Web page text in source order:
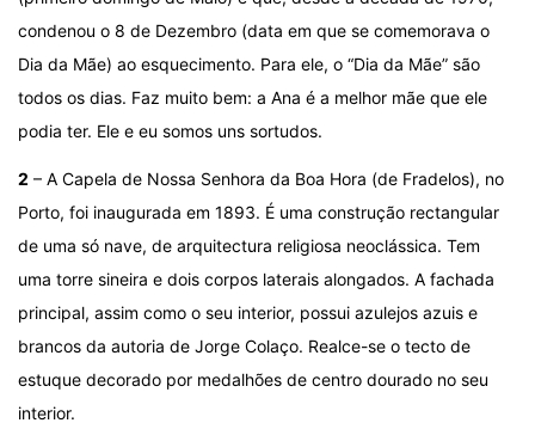
condenou o 8 de Dezembro (data em que se comemorava o
Dia da Mãe) ao esquecimento. Para ele, o “Dia da Mãe” são
todos os dias. Faz muito bem: a Ana é a melhor mãe que ele
podia ter. Ele e eu somos uns sortudos.
2 – A Capela de Nossa Senhora da Boa Hora (de Fradelos), no
Porto, foi inaugurada em 1893. É uma construção rectangular
de uma só nave, de arquitectura religiosa neoclássica. Tem
uma torre sineira e dois corpos laterais alongados. A fachada
principal, assim como o seu interior, possui azulejos azuis e
brancos da autoria de Jorge Colaço. Realce-se o tecto de
estuque decorado por medalhões de centro dourado no seu
interior.